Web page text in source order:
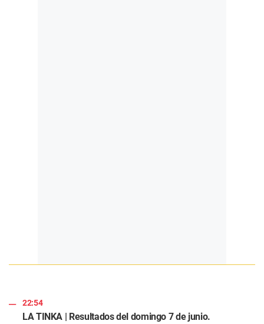
22:54
LA TINKA | Resultados del domingo 7 de junio.